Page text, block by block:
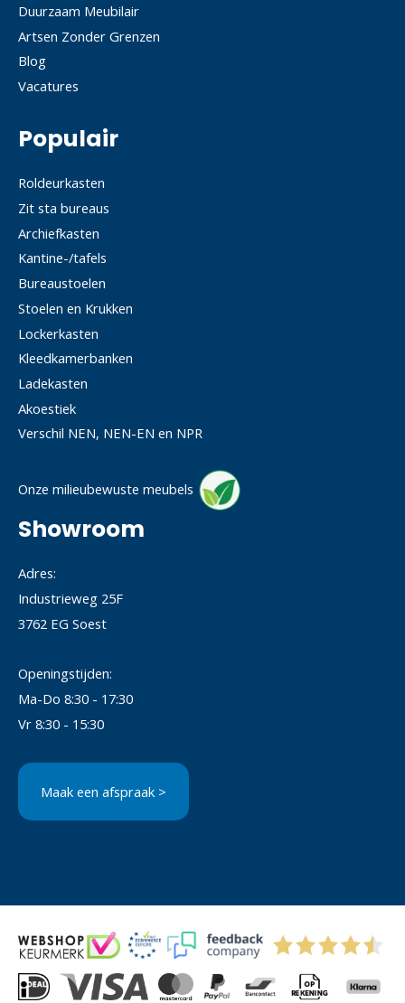
Duurzaam Meubilair
Artsen Zonder Grenzen
Blog
Vacatures
Populair
Roldeurkasten
Zit sta bureaus
Archiefkasten
Kantine-/tafels
Bureaustoelen
Stoelen en Krukken
Lockerkasten
Kleedkamerbanken
Ladekasten
Akoestiek
Verschil NEN, NEN-EN en NPR
Onze milieubewuste meubels
Showroom
Adres:
Industrieweg 25F
3762 EG Soest
Openingstijden:
Ma-Do 8:30 - 17:30
Vr 8:30 - 15:30
Maak een afspraak >